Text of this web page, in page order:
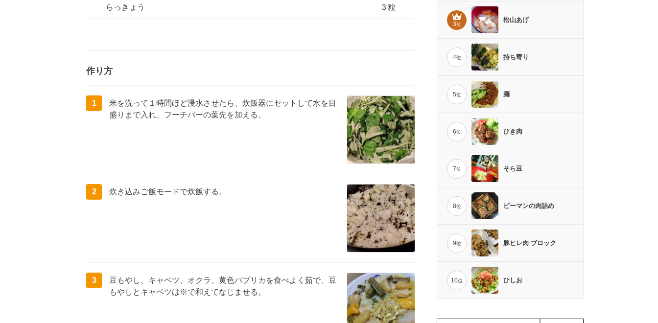
らっきょう ３粒
作り方
1
米を洗って１時間ほど浸水させたら、炊飯器にセットして水を目
盛りまで入れ、フーチバーの葉先を加える。
2 炊き込みご飯モードで炊飯する。
3
豆もやし、キャベツ、オクラ、黄色パプリカを食べよく茹で、豆
もやしとキャベツは※で和えてなじませる。
3位
松山あげ
4位 持ち寄り
5位 麺
6位 ひき肉
7位 そら豆
8位 ピーマンの肉詰め
9位 豚ヒレ肉 ブロック
10位 ひしお